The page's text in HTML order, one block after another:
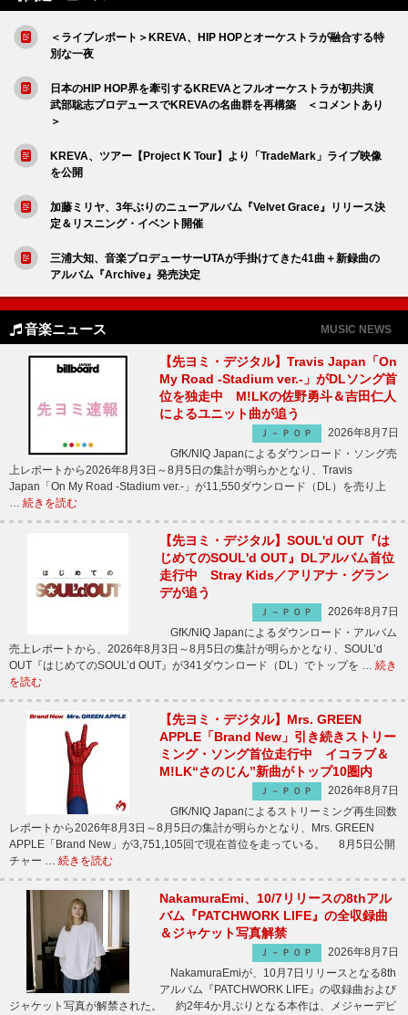
＜ライブレポート＞KREVA、HIP HOPとオーケストラが融合する特
別な一夜
日本のHIP HOP界を牽引するKREVAとフルオーケストラが初共演
武部聡志プロデュースでKREVAの名曲群を再構築 ＜コメントあり
＞
KREVA、ツアー【Project K Tour】より「TradeMark」ライブ映像
を公開
加藤ミリヤ、3年ぶりのニューアルバム『Velvet Grace』リリース決
定＆リスニング・イベント開催
三浦大知、音楽プロデューサーUTAが手掛けてきた41曲＋新録曲の
アルバム『Archive』発売決定
音楽ニュース MUSIC NEWS
【先ヨミ・デジタル】Travis Japan「On
My Road -Stadium ver.-」がDLソング首
位を独走中 M!LKの佐野勇斗＆吉田仁人
によるユニット曲が追う
Ｊ－ＰＯＰ
2026年8月7日
GfK/NIQ Japanによるダウンロード・ソング売
上レポートから2026年8月3日～8月5日の集計が明らかとなり、Travis
Japan「On My Road -Stadium ver.-」が11,550ダウンロード（DL）を売り上
… 続きを読む
【先ヨミ・デジタル】SOUL'd OUT『は
じめてのSOUL'd OUT』DLアルバム首位
走行中 Stray Kids／アリアナ・グラン
デが追う
Ｊ－ＰＯＰ
2026年8月7日
GfK/NIQ Japanによるダウンロード・アルバム
売上レポートから、2026年8月3日～8月5日の集計が明らかとなり、SOUL’d
OUT『はじめてのSOUL’d OUT』が341ダウンロード（DL）でトップを … 続き
を読む
【先ヨミ・デジタル】Mrs. GREEN
APPLE「Brand New」引き続きストリー
ミング・ソング首位走行中 イコラブ＆
M!LK“さのじん”新曲がトップ10圏内
Ｊ－ＰＯＰ
2026年8月7日
GfK/NIQ Japanによるストリーミング再生回数
レポートから2026年8月3日～8月5日の集計が明らかとなり、Mrs. GREEN
APPLE「Brand New」が3,751,105回で現在首位を走っている。 8月5日公開
チャー … 続きを読む
NakamuraEmi、10/7リリースの8thアル
バム『PATCHWORK LIFE』の全収録曲
＆ジャケット写真解禁
Ｊ－ＰＯＰ
2026年8月7日
NakamuraEmiが、10月7日リリースとなる8th
アルバム『PATCHWORK LIFE』の収録曲および
ジャケット写真が解禁された。 約2年4か月ぶりとなる本作は、メジャーデビ